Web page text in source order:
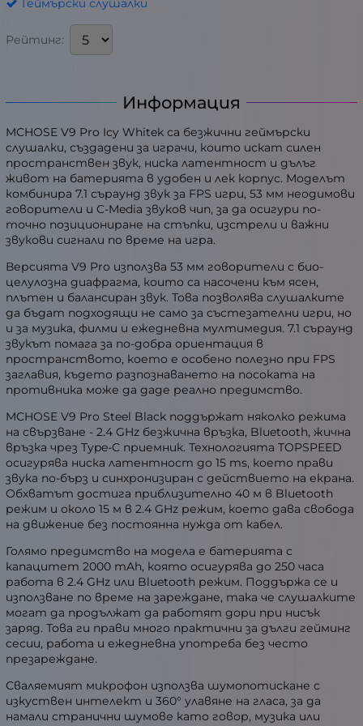
Геймърски слушалки
Рейтинг:
Информация
MCHOSE V9 Pro Icy Whitek са безжични геймърски
слушалки, създадени за играчи, които искат силен
пространствен звук, ниска латентност и дълъг
живот на батерията в удобен и лек корпус. Моделът
комбинира 7.1 съраунд звук за FPS игри, 53 мм неодимови
говорители и C-Media звуков чип, за да осигури по-
точно позициониране на стъпки, изстрели и важни
звукови сигнали по време на игра.
Версията V9 Pro използва 53 мм говорители с био-
целулозна диафрагма, които са насочени към ясен,
плътен и балансиран звук. Това позволява слушалките
да бъдат подходящи не само за състезателни игри, но
и за музика, филми и ежедневна мултимедия. 7.1 съраунд
звукът помага за по-добра ориентация в
пространството, което е особено полезно при FPS
заглавия, където разпознаването на посоката на
противника може да даде реално предимство.
MCHOSE V9 Pro Steel Black поддържат няколко режима
на свързване - 2.4 GHz безжична връзка, Bluetooth, жична
връзка чрез Type-C приемник. Технологията TOPSPEED
осигурява ниска латентност до 15 ms, което прави
звука по-бърз и синхронизиран с действието на екрана.
Обхватът достига приблизително 40 м в Bluetooth
режим и около 15 м в 2.4 GHz режим, което дава свобода
на движение без постоянна нужда от кабел.
Голямо предимство на модела е батерията с
капацитет 2000 mAh, която осигурява до 250 часа
работа в 2.4 GHz или Bluetooth режим. Поддържа се и
използване по време на зареждане, така че слушалките
могат да продължат да работят дори при нисък
заряд. Това ги прави много практични за дълги гейминг
сесии, работа и ежедневна употреба без често
презареждане.
Сваляемият микрофон използва шумопотискане с
изкуствен интелект и 360° улавяне на гласа, за да
намали странични шумове като говор, музика или